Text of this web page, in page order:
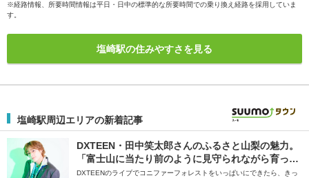
※経路情報、所要時間情報は平日・日中の標準的な所要時間での乗り換え経路を採用していま
す。
塩崎駅の住みやすさを見る
塩崎駅周辺エリアの新着記事
DXTEEN・田中笑太郎さんのふるさと山梨の魅力。
「富士山に当たり前のように見守られながら育って
きているのが、山梨県民の強さです」
DXTEENのライブでコニファーフォレストをいっぱいにできたら、きっ